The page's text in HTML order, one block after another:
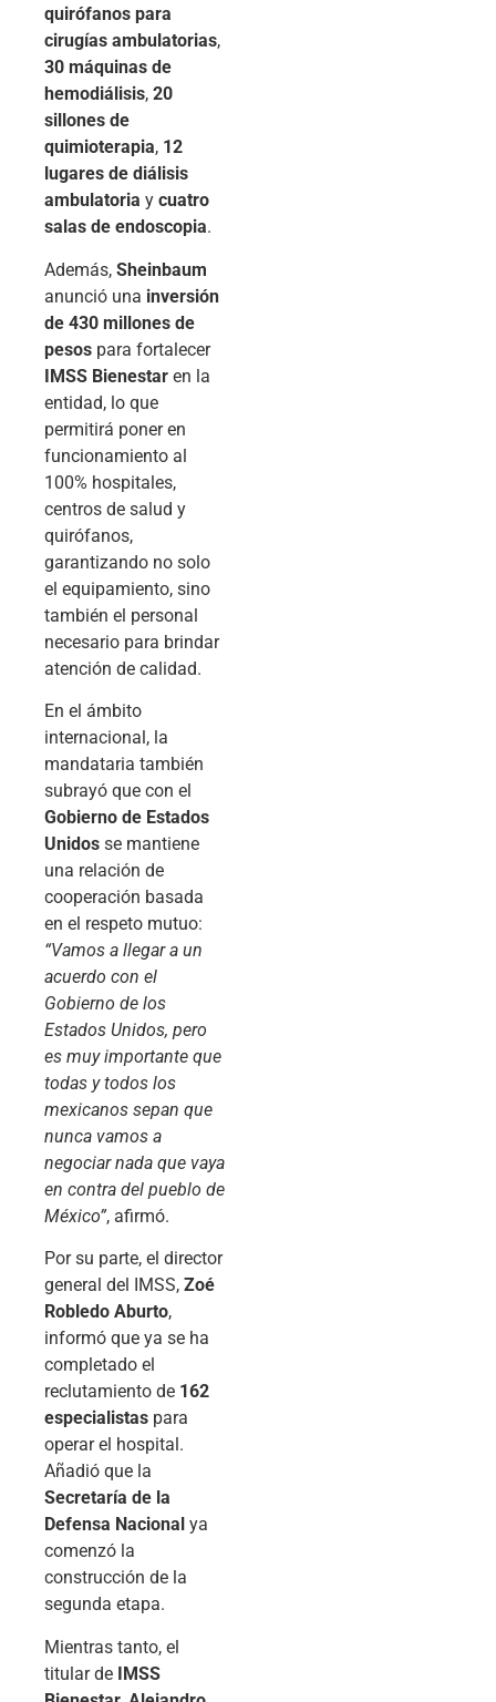
quirófanos para
cirugías ambulatorias,
30 máquinas de
hemodiálisis, 20
sillones de
quimioterapia, 12
lugares de diálisis
ambulatoria y cuatro
salas de endoscopia.
Además, Sheinbaum
anunció una inversión
de 430 millones de
pesos para fortalecer
IMSS Bienestar en la
entidad, lo que
permitirá poner en
funcionamiento al
100% hospitales,
centros de salud y
quirófanos,
garantizando no solo
el equipamiento, sino
también el personal
necesario para brindar
atención de calidad.
En el ámbito
internacional, la
mandataria también
subrayó que con el
Gobierno de Estados
Unidos se mantiene
una relación de
cooperación basada
en el respeto mutuo:
“Vamos a llegar a un
acuerdo con el
Gobierno de los
Estados Unidos, pero
es muy importante que
todas y todos los
mexicanos sepan que
nunca vamos a
negociar nada que vaya
en contra del pueblo de
México”, afirmó.
Por su parte, el director
general del IMSS, Zoé
Robledo Aburto,
informó que ya se ha
completado el
reclutamiento de 162
especialistas para
operar el hospital.
Añadió que la
Secretaría de la
Defensa Nacional ya
comenzó la
construcción de la
segunda etapa.
Mientras tanto, el
titular de IMSS